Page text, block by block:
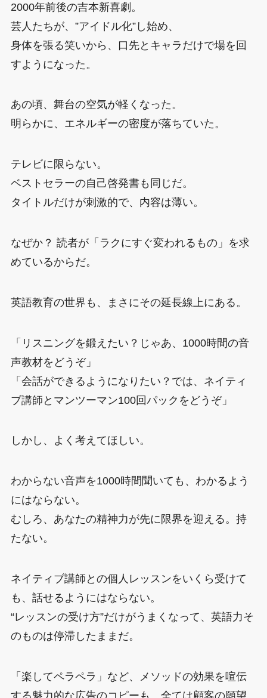
2000年前後の吉本新喜劇。
芸人たちが、”アイドル化”し始め、
身体を張る笑いから、口先とキャラだけで場を回
すようになった。
あの頃、舞台の空気が軽くなった。
明らかに、エネルギーの密度が落ちていた。
テレビに限らない。
ベストセラーの自己啓発書も同じだ。
タイトルだけが刺激的で、内容は薄い。
なぜか？ 読者が「ラクにすぐ変われるもの」を求
めているからだ。
英語教育の世界も、まさにその延長線上にある。
「リスニングを鍛えたい？じゃあ、1000時間の音
声教材をどうぞ」
「会話ができるようになりたい？では、ネイティ
ブ講師とマンツーマン100回パックをどうぞ」
しかし、よく考えてほしい。
わからない音声を1000時間聞いても、わかるよう
にはならない。
むしろ、あなたの精神力が先に限界を迎える。持
たない。
ネイティブ講師との個人レッスンをいくら受けて
も、話せるようにはならない。
“レッスンの受け方”だけがうまくなって、英語力そ
のものは停滞したままだ。
「楽してペラペラ」など、メソッドの効果を喧伝
する魅力的な広告のコピーも、全ては顧客の願望